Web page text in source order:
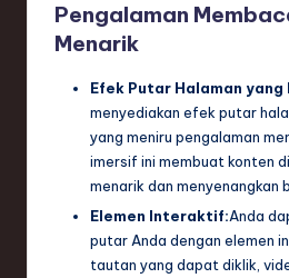
Pengalaman
Menarik
Efek Putar Halaman yang
menyediakan efek putar
yang meniru pengalaman
imersif ini membuat konten
menarik dan menyenangkan
Elemen Interaktif:Anda
putar Anda dengan elemen
tautan yang dapat diklik,